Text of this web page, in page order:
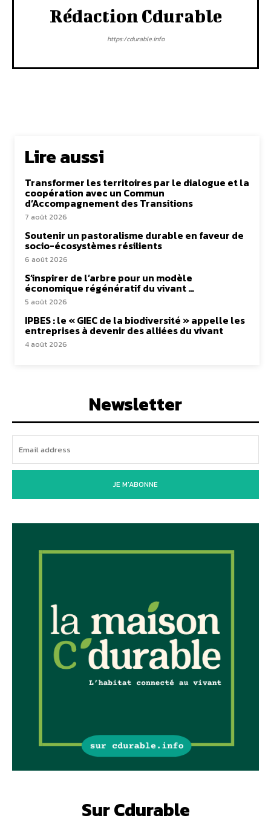
Rédaction Cdurable
https:/cdurable.info
Lire aussi
Transformer les territoires par le dialogue et la
coopération avec un Commun
d’Accompagnement des Transitions
7 août 2026
Soutenir un pastoralisme durable en faveur de
socio-écosystèmes résilients
6 août 2026
S’inspirer de l’arbre pour un modèle
économique régénératif du vivant …
5 août 2026
IPBES : le « GIEC de la biodiversité » appelle les
entreprises à devenir des alliées du vivant
4 août 2026
Newsletter
JE M'ABONNE
Sur Cdurable